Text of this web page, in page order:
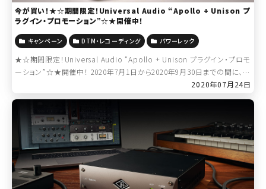
今が買い！★☆期間限定！Universal Audio “Apollo + Unison プ
ラグイン・プロモーション”☆★開催中！
キャンペーン DTM・レコーディング パワーレック
★☆期間限定！Universal Audio “Apollo + Unison プラグイン・プロモ
ーション”☆★開催中！ 2020年7月1日から2020年9月30日までの間に、
2020年07月24日